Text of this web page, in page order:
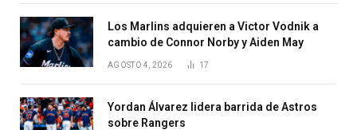
Los Marlins adquieren a Victor Vodnik a
cambio de Connor Norby y Aiden May
AGOSTO 4, 2026 17
Yordan Álvarez lidera barrida de Astros
sobre Rangers